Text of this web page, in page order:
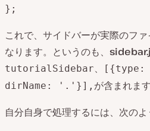
};
これで、サイドバーが実際のフ
なります。というのも、
tutorialSidebar、
[{type:
dirName: '.'}], が含まれます
自分自身で処理するには、次のよ